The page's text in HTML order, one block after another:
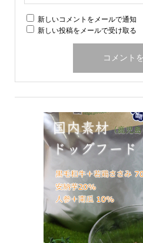
新しいコメントをメールで通知
新しい投稿をメールで受け取る